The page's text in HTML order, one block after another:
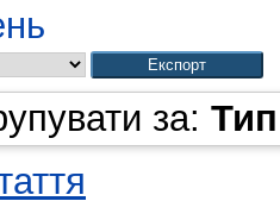
за: